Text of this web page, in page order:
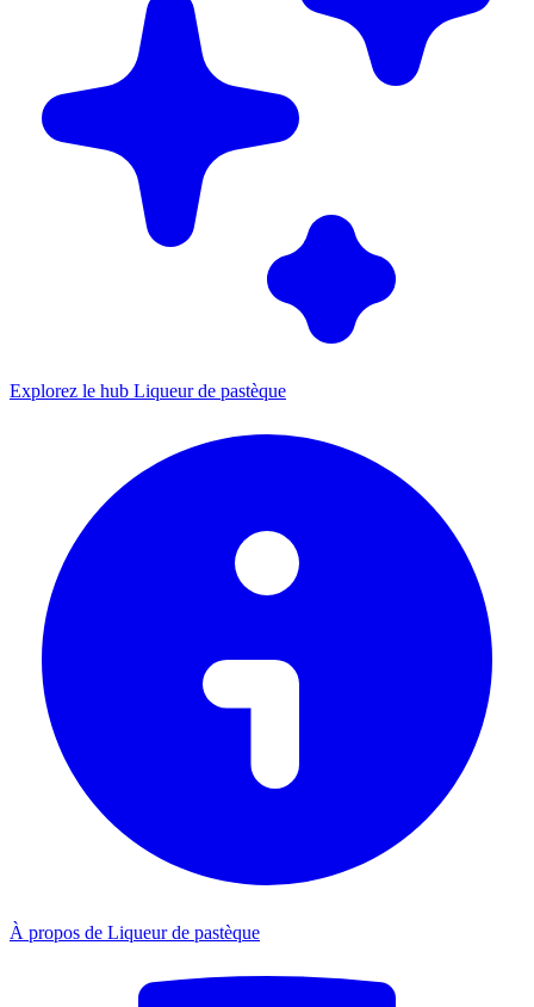
Explorez le hub Liqueur de pastèque
À propos de Liqueur de pastèque